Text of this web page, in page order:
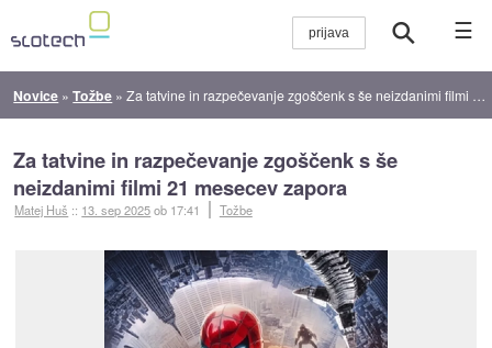
☰
Novice »Tožbe »Za tatvine in razpečevanje zgoščenk s še neizdanimi filmi 21 mesecev zapora
Za tatvine in razpečevanje zgoščenk s še
neizdanimi filmi 21 mesecev zapora
Matej Huš :: 13. sep 2025ob 17:41 Tožbe